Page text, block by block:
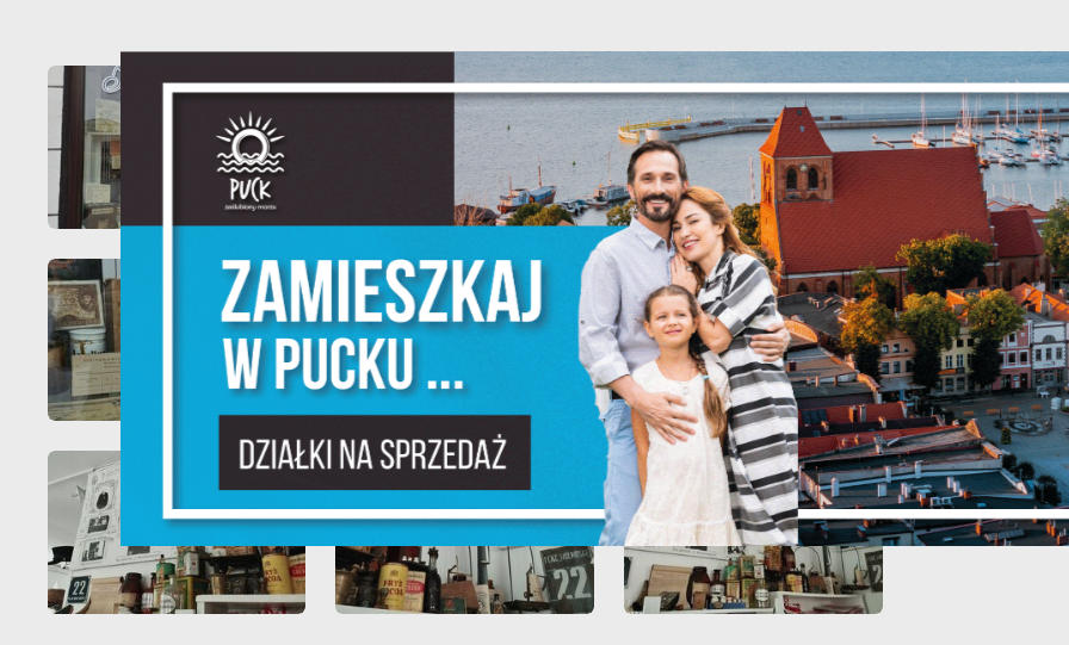
Ustawienia
Szanujemy Twoją prywatność. Możesz zmienić ustawienia cookies lub zaakceptować
wszystkie. W dowolnym momencie możesz dokonać zmiany swoich ustawień.
Niezbędne
Niezbędne pliki cookies służą do prawidłowego funkcjonowania strony internetowej i
umożliwiają Ci komfortowe korzystanie z oferowanych przez nas usług.
Pliki cookies odpowiadają na podejmowane przez Ciebie działania w celu m.in.
dostosowania Twoich ustawień preferencji prywatności, logowania czy wypełniania
formularzy. Dzięki plikom cookies strona, z której korzystasz, może działać bez
Funkcjonalne i personalizacyjne
Tego typu pliki cookies umożliwiają stronie internetowej zapamiętanie
przez Ciebie ustawień oraz personalizację określonych funkcjonalności czy
prezentowanych treści.
Dzięki tym plikom cookies możemy zapewnić Ci większy komfort korzystania z
funkcjonalności naszej strony poprzez dopasowanie jej do Twoich indywidualnych
preferencji. Wyrażenie zgody na funkcjonalne i personalizacyjne pliki cookies
Więcej
ZAPISZ WYBRANE
ZEZWÓL NA WSZYSTKIE